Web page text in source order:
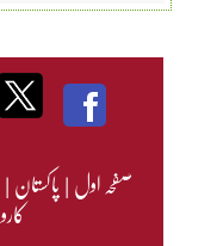
صفحہ اول|پاکستان|